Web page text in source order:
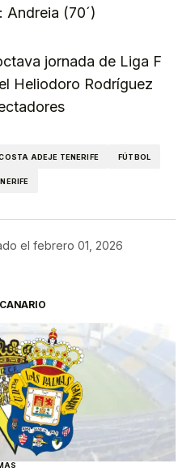
Andreia (70´)
jornada de Liga F
Heliodoro Rodríguez
ADEJE TENERIFE FÚTBOL
el febrero 01, 2026